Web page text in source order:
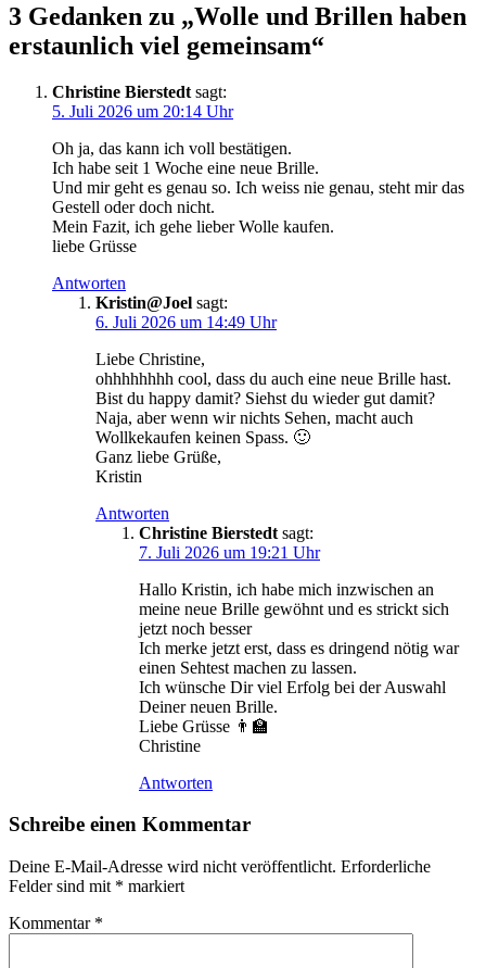
3 Gedanken zu „Wolle und Brillen haben
erstaunlich viel gemeinsam“
Christine Bierstedt sagt:
5. Juli 2026 um 20:14 Uhr
Oh ja, das kann ich voll bestätigen.
Ich habe seit 1 Woche eine neue Brille.
Und mir geht es genau so. Ich weiss nie genau, steht mir das
Gestell oder doch nicht.
Mein Fazit, ich gehe lieber Wolle kaufen.
liebe Grüsse
Antworten
Kristin@Joel sagt:
6. Juli 2026 um 14:49 Uhr
Liebe Christine,
ohhhhhhhh cool, dass du auch eine neue Brille hast.
Bist du happy damit? Siehst du wieder gut damit?
Naja, aber wenn wir nichts Sehen, macht auch
Wollkekaufen keinen Spass. 🙂
Ganz liebe Grüße,
Kristin
Antworten
Christine Bierstedt sagt:
7. Juli 2026 um 19:21 Uhr
Hallo Kristin, ich habe mich inzwischen an
meine neue Brille gewöhnt und es strickt sich
jetzt noch besser
Ich merke jetzt erst, dass es dringend nötig war
einen Sehtest machen zu lassen.
Ich wünsche Dir viel Erfolg bei der Auswahl
Deiner neuen Brille.
Liebe Grüsse 👨‍🏫
Christine
Antworten
Schreibe einen Kommentar
Deine E-Mail-Adresse wird nicht veröffentlicht. Erforderliche
Felder sind mit * markiert
Kommentar *